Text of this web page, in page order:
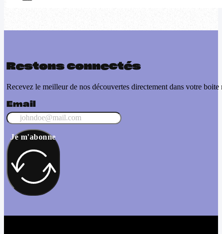
Restons connectés
Recevez le meilleur de nos découvertes directement dans votre boite
Email
Je m'abonne